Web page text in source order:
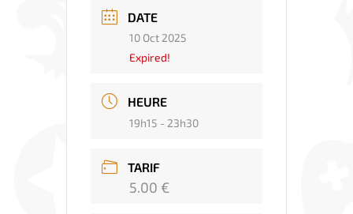
DATE
10 Oct 2025
Expired!
HEURE
19h15 - 23h30
TARIF
5.00 €